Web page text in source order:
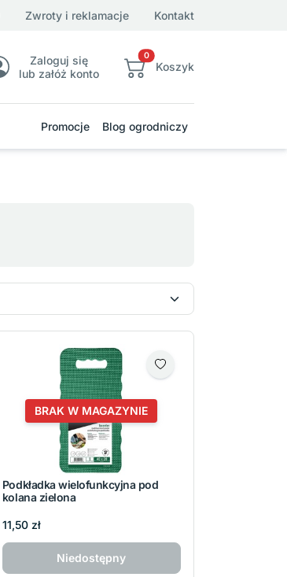
Zwroty i reklamacje Kontakt
Zaloguj się
lub załóż konto
0
Koszyk
Promocje Blog ogrodniczy
BRAK W MAGAZYNIE
Podkładka wielofunkcyjna pod
kolana zielona
11,50 zł
Niedostępny